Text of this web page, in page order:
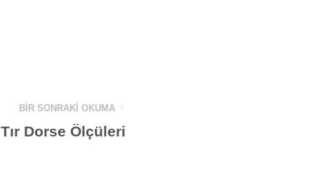
BIR SONRAKI OKUMA
Tır Dorse Ölçüleri